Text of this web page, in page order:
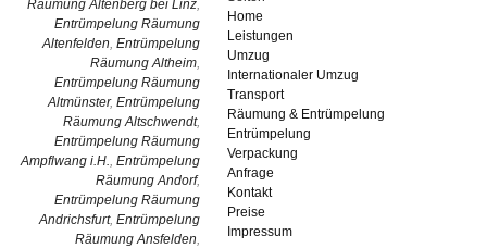
Räumung Altenberg bei Linz,
Entrümpelung Räumung
Altenfelden, Entrümpelung
Räumung Altheim,
Entrümpelung Räumung
Altmünster, Entrümpelung
Räumung Altschwendt,
Entrümpelung Räumung
Ampflwang i.H., Entrümpelung
Räumung Andorf,
Entrümpelung Räumung
Andrichsfurt, Entrümpelung
Räumung Ansfelden,
Home
Leistungen
Umzug
Internationaler Umzug
Transport
Räumung & Entrümpelung
Entrümpelung
Verpackung
Anfrage
Kontakt
Preise
Impressum